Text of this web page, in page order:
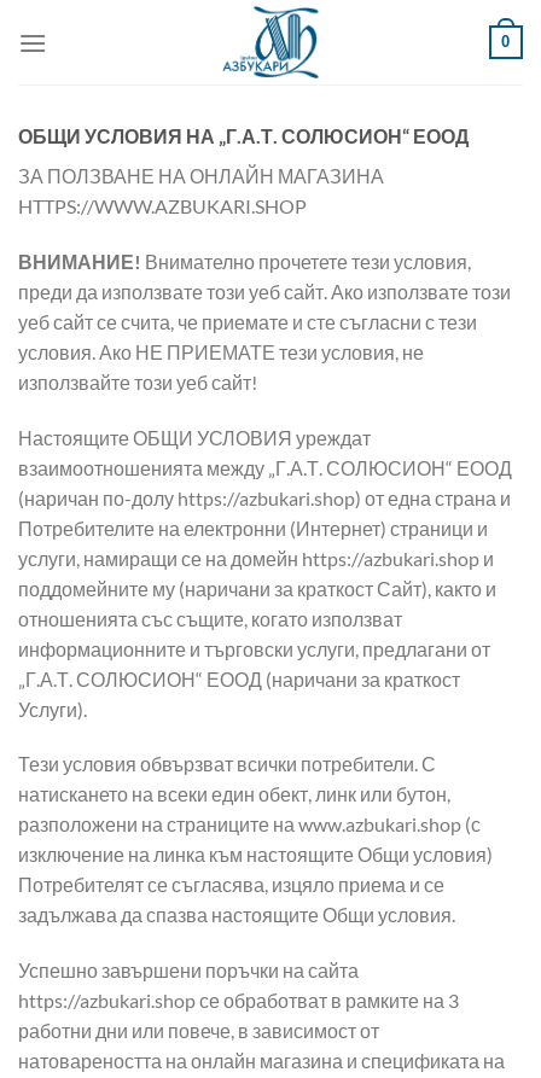
към
0
ОБЩИ УСЛОВИЯ НА „Г.А.Т. СОЛЮСИОН“ ЕООД
ЗА ПОЛЗВАНЕ НА ОНЛАЙН МАГАЗИНА
HTTPS://WWW.AZBUKARI.SHOP
ВНИМАНИЕ! Внимателно прочетете тези условия,
преди да използвате този уеб сайт. Ако използвате този
уеб сайт се счита, че приемате и сте съгласни с тези
условия. Ако НЕ ПРИЕМАТЕ тези условия, не
използвайте този уеб сайт!
Настоящите ОБЩИ УСЛОВИЯ уреждат
взаимоотношенията между „Г.А.Т. СОЛЮСИОН“ ЕООД
(наричан по-долу https://azbukari.shop) от една страна и
Потребителите на електронни (Интернет) страници и
услуги, намиращи се на домейн https://azbukari.shop и
поддомейните му (наричани за краткост Сайт), както и
отношенията със същите, когато използват
информационните и търговски услуги, предлагани от
„Г.А.Т. СОЛЮСИОН“ ЕООД (наричани за краткост
Услуги).
Тези условия обвързват всички потребители. С
натискането на всеки един обект, линк или бутон,
разположени на страниците на www.azbukari.shop (с
изключение на линка към настоящите Общи условия)
Потребителят се съгласява, изцяло приема и се
задължава да спазва настоящите Общи условия.
Успешно завършени поръчки на сайта
https://azbukari.shop се обработват в рамките на 3
работни дни или повече, в зависимост от
натовареността на онлайн магазина и спецификата на